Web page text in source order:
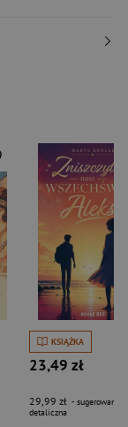
KSIĄŻKA
23,49 zł
29,99 zł - sugerowana
detaliczna